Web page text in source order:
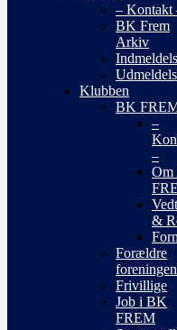
– Kontakt
BK Frem
Arkiv
Klubben
BK
–
–
&
Forældre
foreningen
Frivillige
Job i BK
FREM